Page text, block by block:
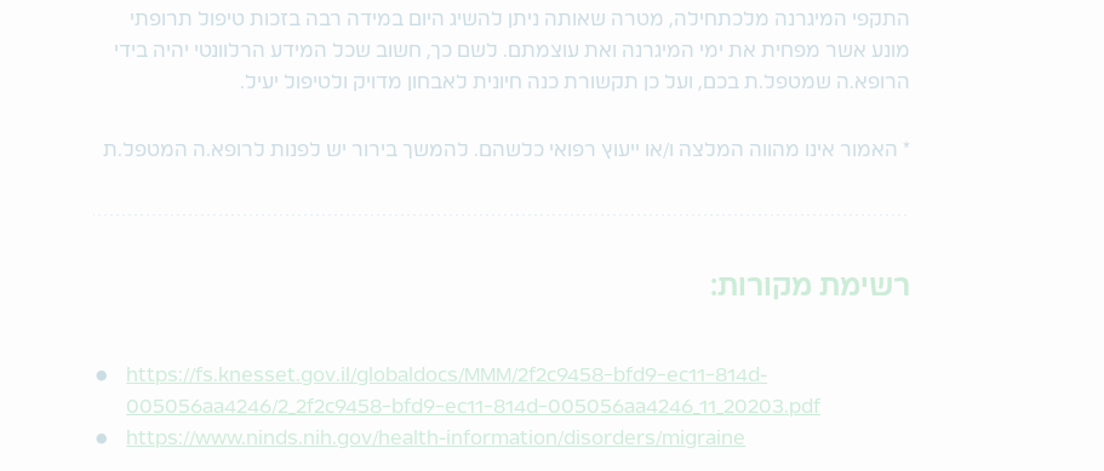
התקפי המיגרנה מלכתחילה, מטרה שאותה ניתן להשיג היום במידה רבה בזכות טיפול תרופתי
מונע אשר מפחית את ימי המיגרנה ואת עוצמתם. לשם כך, חשוב שכל המידע הרלוונטי יהיה בידי
הרופא.ה שמטפל.ת בכם, ועל כן תקשורת כנה חיונית לאבחון מדויק ולטיפול יעיל.
* האמור אינו מהווה המלצה ו/או ייעוץ רפואי כלשהם. להמשך בירור יש לפנות לרופא.ה המטפל.ת
רשימת מקורות:
https://fs.knesset.gov.il/globaldocs/MMM/2f2c9458-bfd9-ec11-814d-
005056aa4246/2_2f2c9458-bfd9-ec11-814d-005056aa4246_11_20203.pdf
https://www.ninds.nih.gov/health-information/disorders/migraine